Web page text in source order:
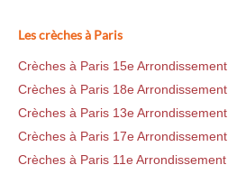
Les crèches à Paris
Crèches à Paris 15e Arrondissement
Crèches à Paris 18e Arrondissement
Crèches à Paris 13e Arrondissement
Crèches à Paris 17e Arrondissement
Crèches à Paris 11e Arrondissement